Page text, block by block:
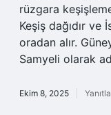
rüzgara
Keşiş dağıdır ve
oradan alır.
Samyeli olarak
Ekim 8, 2025 Yanıtla